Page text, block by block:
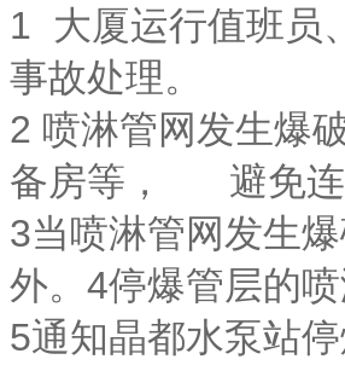
1 大厦运行值班员
事故处理。
2 喷淋管网发生爆
备房等， 避免连
3当喷淋管网发生
外。4停爆管层的
5通知晶都水泵站